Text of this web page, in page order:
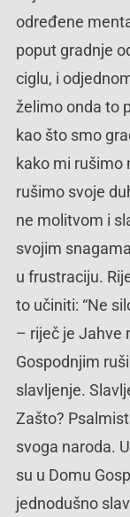
određene
poput gradnje
ciglu, i
želimo onda to
kao što smo
kako mi rušimo
rušimo svoje
ne molitvom i
svojim
u frustraciju.
to učiniti: “Ne
– riječ je Jahve
Gospodnjim
slavljenje.
Zašto?
svoga naroda.
su u Domu
jednodušno